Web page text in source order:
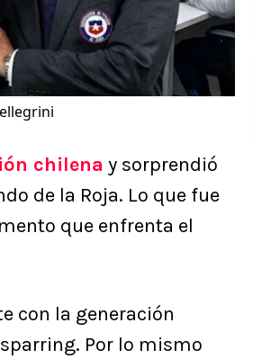
chilena y sorprendió
de la Roja. Lo que fue
que enfrenta el
con la generación
Por lo mismo